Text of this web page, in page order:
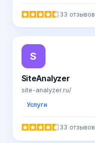
33 отзывов
S
SiteAnalyzer
site-analyzer.ru/
Услуги
33 отзывов